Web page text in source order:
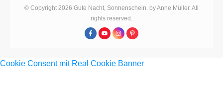
© Copyright 2026 Gute Nacht, Sonnenschein. by Anne Müller. All
rights reserved.
Cookie Consent mit Real Cookie Banner